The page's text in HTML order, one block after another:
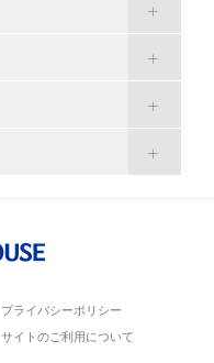
プライバシーポリシー
サイトのご利用について